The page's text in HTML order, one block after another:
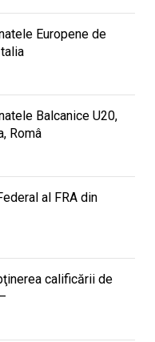
Europene de
Balcanice U20,
Româ
al FRA din
calificării de